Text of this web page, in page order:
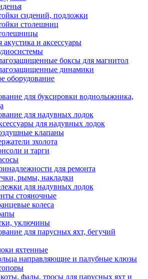
сидений, подложки
столешниц
акустика и аксессуары
боксы для магнитол
динамики
оборудование
для буксировки воднолыжника,
для надувных лодок
для надувных лодок
клапаны
эхолота
и тарги
для ремонта
рымы, накладки
для надувных лодок
стояночные
колеса
уключины
для парусных яхт, бегучий
яхтенные
направляющие и палубные клюзы
фалы, тросы для парусных яхт и